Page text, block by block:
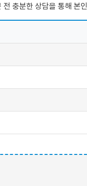
충분한 상담을 통해 본